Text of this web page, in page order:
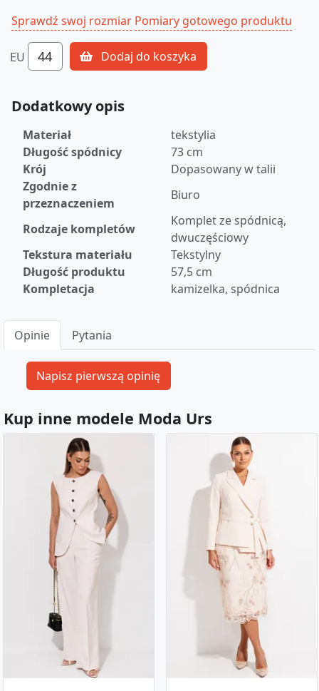
Sprawdź swoj rozmiar Pomiary gotowego produktu
EU 44 Dodaj do koszyka
Dodatkowy opis
Materiał
tekstylia
Długość spódnicy
73 cm
Krój
Dopasowany w talii
Zgodnie z
przeznaczeniem
Biuro
Rodzaje kompletów
Komplet ze spódnicą,
dwuczęściowy
Tekstura materiału
Tekstylny
Długość produktu
57,5 cm
Kompletacja
kamizelka, spódnica
Opinie Pytania
Kup inne modele Moda Urs